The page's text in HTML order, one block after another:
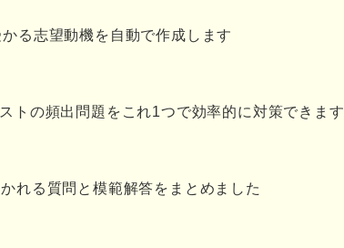
光る自己PRの作り方
求める人物像を理解する
ティブさを言い換える
ィブさが活きた経験を整理する
る志望動機を自動で作成します
トの頻出問題をこれ1つで効率的に対策できます
れる質問と模範解答をまとめました